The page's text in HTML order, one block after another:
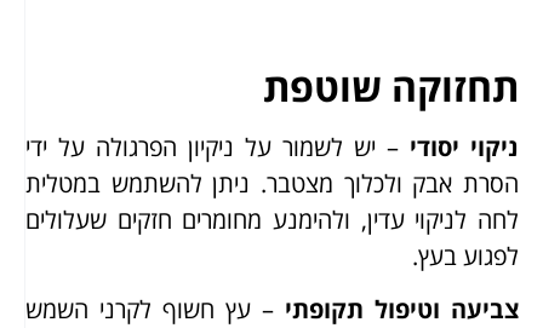
תחזוקה שוטפת
ניקוי יסודי – יש לשמור על ניקיון הפרגולה על ידי
הסרת אבק ולכלוך מצטבר. ניתן להשתמש במטלית
לחה לניקוי עדין, ולהימנע מחומרים חזקים שעלולים
לפגוע בעץ.
צביעה וטיפול תקופתי – עץ חשוף לקרני השמש